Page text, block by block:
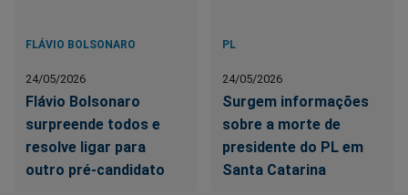
FLÁVIO BOLSONARO
24/05/2026
Flávio Bolsonaro
surpreende todos e
resolve ligar para
outro pré-candidato
PL
24/05/2026
Surgem informações
sobre a morte de
presidente do PL em
Santa Catarina